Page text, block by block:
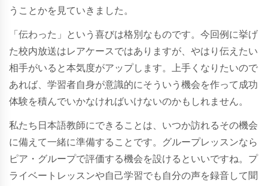
うことかを見ていきました。
「伝わった」という喜びは格別なものです。今回例に挙げ
た校内放送はレアケースではありますが、やはり伝えたい
相手がいると本気度がアップします。上手くなりたいので
あれば、学習者自身が意識的にそういう機会を作って成功
体験を積んでいかなければいけないのかもしれません。
私たち日本語教師にできることは、いつか訪れるその機会
に備えて一緒に準備することです。グループレッスンなら
ピア・グループで評価する機会を設けるといいですね。プ
ライベートレッスンや自己学習でも自分の声を録音して聞